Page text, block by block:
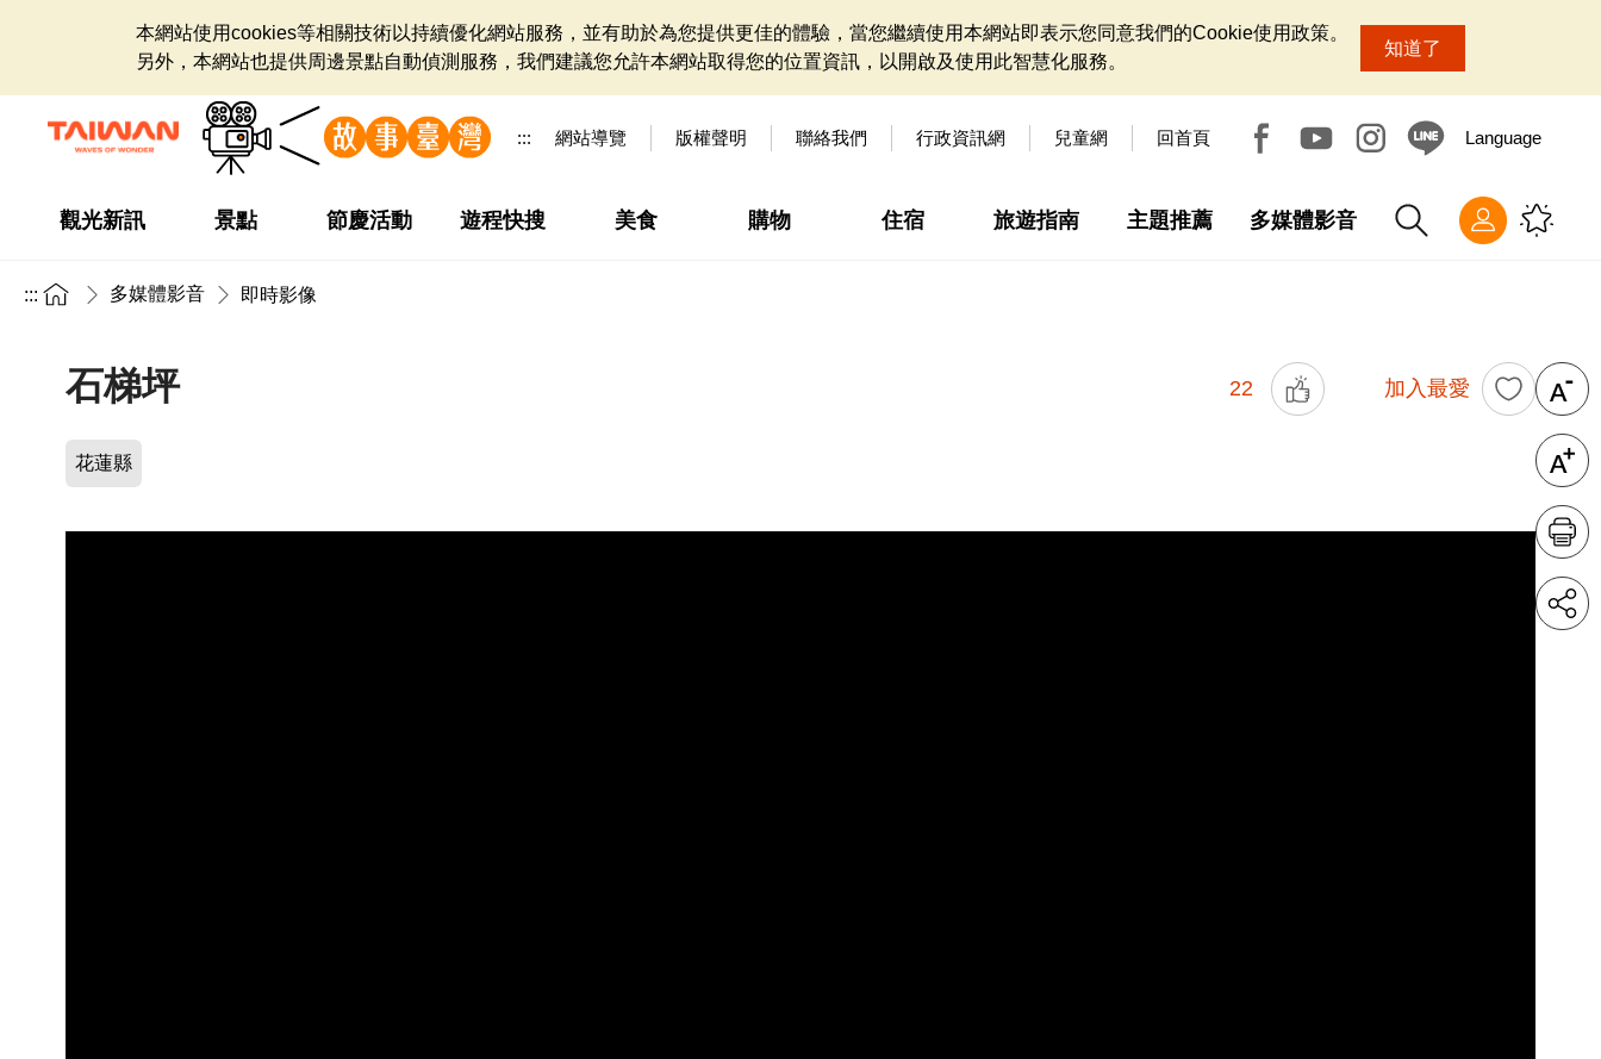
本網站使用cookies等相關技術以持續優化網站服務，並有助於為您提供更佳的體驗，當您繼續使用本網站即表示您同意我們的Cookie使用政策。
另外，本網站也提供周邊景點自動偵測服務，我們建議您允許本網站取得您的位置資訊，以開啟及使用此智慧化服務。
知道了
::: 網站導覽 版權聲明 聯絡我們 行政資訊網 兒童網 回首頁 Language
觀光新訊 景點 節慶活動 遊程快搜 美食 購物 住宿 旅遊指南 主題推薦 多媒體影音
::: 多媒體影音 即時影像
石梯坪 22 加入最愛
花蓮縣